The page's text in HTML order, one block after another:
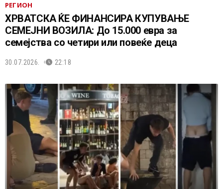
РЕГИОН
ХРВАТСКА ЌЕ ФИНАНСИРА КУПУВАЊЕ
СЕМЕЈНИ ВОЗИЛА: До 15.000 евра за
семејства со четири или повеќе деца
30.07.2026. 22:18